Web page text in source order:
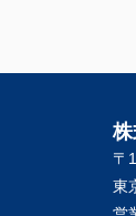
〒
東